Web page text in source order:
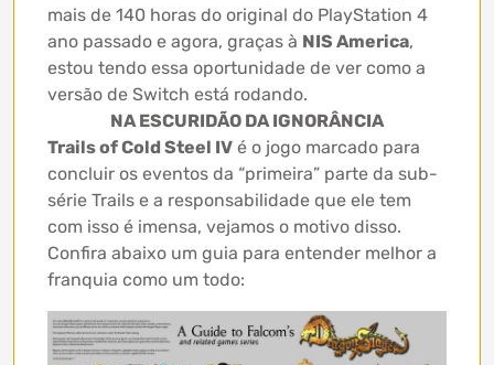
mais de 140 horas do original do PlayStation 4
ano passado e agora, graças à NIS America,
estou tendo essa oportunidade de ver como a
versão de Switch está rodando.
NA ESCURIDÃO DA IGNORÂNCIA
Trails of Cold Steel IV é o jogo marcado para
concluir os eventos da “primeira” parte da sub-
série Trails e a responsabilidade que ele tem
com isso é imensa, vejamos o motivo disso.
Confira abaixo um guia para entender melhor a
franquia como um todo: